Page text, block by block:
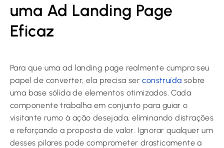
uma Ad Landing Page
Eficaz
Para que uma ad landing page realmente cumpra seu
papel de converter, ela precisa serconstruída sobre
uma base sólida de elementos otimizados. Cada
componente trabalha em conjunto para guiar o
visitante rumo à ação desejada, eliminando distrações
e reforçando a proposta de valor. Ignorar qualquer um
desses pilares pode comprometer drasticamente a